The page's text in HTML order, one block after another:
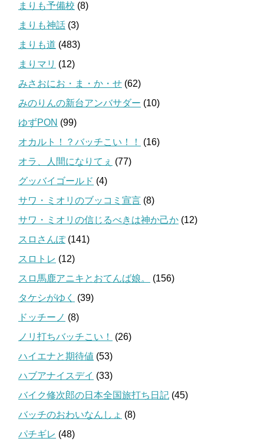
まりも予備校 (8)
まりも神話 (3)
まりも道 (483)
まりマリ (12)
みさおにお・ま・か・せ (62)
みのりんの新台アンバサダー (10)
ゆずPON (99)
オカルト！？バッチこい！！
(16)
オラ、人間になりてぇ (77)
グッバイゴールド (4)
サワ・ミオリのブッコミ宣言 (8)
サワ・ミオリの信じるべきは神か己か (12)
スロさんぽ(141)
スロトレ (12)
スロ馬鹿アニキとおてんば娘。
(156)
タケシがゆく
(39)
ドッチーノ (8)
ノリ打ちバッチこい！
(26)
ハイエナと期待値 (53)
ハブアナイスデイ (33)
バイク修次郎の日本全国旅打ち日記 (45)
バッチのおわいなんしょ (8)
パチギレ (48)